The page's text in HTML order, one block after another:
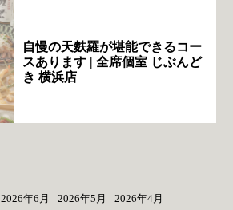
自慢の天麩羅が堪能できるコー
スあります | 全席個室 じぶんど
き 横浜店
2026年6月 2026年5月 2026年4月